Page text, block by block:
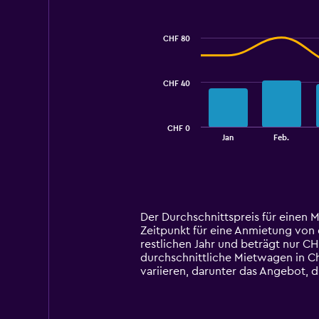
14
categories.
The
chart
has
Jan Feb.
CHF 0
CHF 40
CHF 80
Der Durchschnittspreis für einen
Zeitpunkt für eine Anmietung von
restlichen Jahr und beträgt nur
durchschnittliche Mietwagen in
variieren, darunter das Angebot,